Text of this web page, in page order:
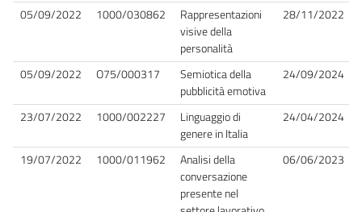
05/09/2022 1000/030862
Rappresentazioni
visive della
personalità
28/11/2022
05/09/2022 O75/000317
Semiotica della
pubblicità emotiva
24/09/2024
23/07/2022 1000/002227
Linguaggio di
genere in Italia
24/04/2024
19/07/2022 1000/011962
Analisi della
conversazione
presente nel
06/06/2023